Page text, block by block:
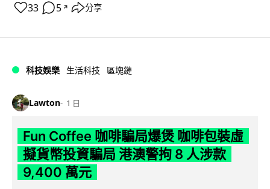
33 5 ↗ 分享
科技娛樂 生活科技 區塊鏈
Lawton 1 日
Fun Coffee 咖啡騙局爆煲 咖啡包裝虛
擬貨幣投資騙局 港澳警拘 8 人涉款
9,400 萬元